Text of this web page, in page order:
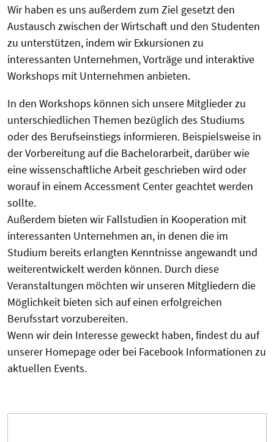
Wir haben es uns außerdem zum Ziel gesetzt den
Austausch zwischen der Wirtschaft und den Studenten
zu unterstützen, indem wir Exkursionen zu
interessanten Unternehmen, Vorträge und interaktive
Workshops mit Unternehmen anbieten.
In den Workshops können sich unsere Mitglieder zu
unterschiedlichen Themen bezüglich des Studiums
oder des Berufseinstiegs informieren. Beispielsweise in
der Vorbereitung auf die Bachelorarbeit, darüber wie
eine wissenschaftliche Arbeit geschrieben wird oder
worauf in einem Accessment Center geachtet werden
sollte.
Außerdem bieten wir Fallstudien in Kooperation mit
interessanten Unternehmen an, in denen die im
Studium bereits erlangten Kenntnisse angewandt und
weiterentwickelt werden können. Durch diese
Veranstaltungen möchten wir unseren Mitgliedern die
Möglichkeit bieten sich auf einen erfolgreichen
Berufsstart vorzubereiten.
Wenn wir dein Interesse geweckt haben, findest du auf
unserer Homepage oder bei Facebook Informationen zu
aktuellen Events.